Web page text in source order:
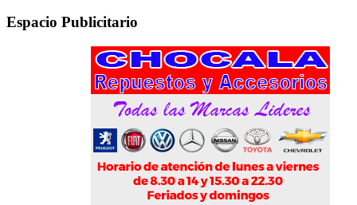
Espacio Publicitario